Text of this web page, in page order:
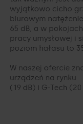
wyjątkowo cicho
biurowym
65 dB, a w
pracy umysłowej i
poziom hałasu to
W naszej ofercie
urządzeń na rynku
(19 dB) i G-Tech (20